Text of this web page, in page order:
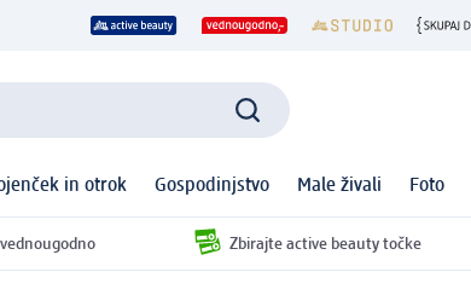
in otrok Gospodinjstvo Male živali Foto
Zbirajte active beauty točke